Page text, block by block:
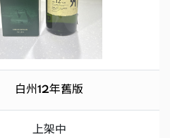
白州12年舊版
上架中